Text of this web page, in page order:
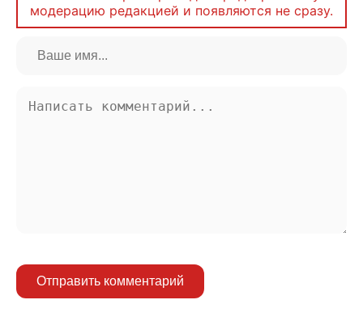
модерацию редакцией и появляются не сразу.
Отправить комментарий